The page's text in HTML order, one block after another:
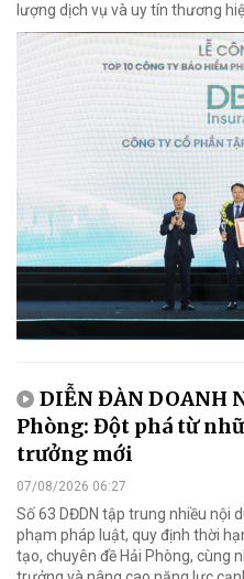
lượng dịch vụ và uy tín thương
DIỄN ĐÀN DOANH
Phòng: Đột phá từ
trưởng mới
07/08/2026 06:27
Số 63 DĐDN tập trung nhiều nội
phạm pháp luật, quy định thời
tạo, chuyên đề Hải Phòng, cùng